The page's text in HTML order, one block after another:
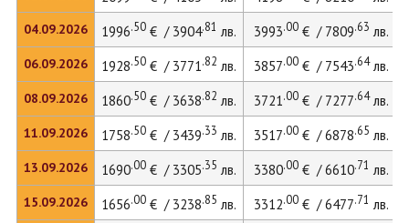
04.09.2026
06.09.2026
08.09.2026
11.09.2026
13.09.2026
15.09.2026
1996.50€ / 3904.81 лв. 3993.00€ / 7809.63 лв.
1928.50€ / 3771.82 лв. 3857.00€ / 7543.64лв.
1860.50€ / 3638.82 лв. 3721.00€ / 7277.64лв.
1758.50€ / 3439.33 лв. 3517.00€ / 6878.65 лв.
1690.00€ / 3305.35 лв. 3380.00€ / 6610.71 лв.
1656.00€ / 3238.85 лв. 3312.00€ / 6477.71 лв.